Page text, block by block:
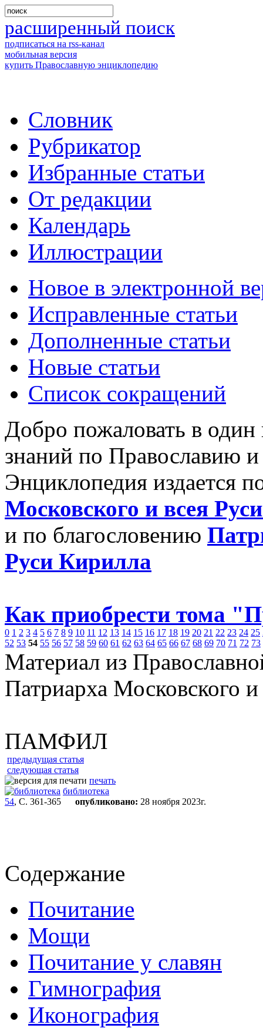
расширенный поиск
подписаться на rss-канал
мобильная версия
купить Православную энциклопедию
Словник
Рубрикатор
Избранные статьи
От редакции
Календарь
Иллюстрации
Новое в электронной
Исправленные статьи
Дополненные статьи
Новые статьи
Список сокращений
Добро пожаловать в
знаний по Православию
Энциклопедия издается
Московского и всея
и по благословению
Руси Кирилла
Как приобрести тома
0 1 2 3 4 5 6 7 8 9 10 11 12 13 14 15 16 17 18 19 20 21 22 23 24 25
52 53 54 55 56 57 58 59 60 61 62 63 64 65 66 67 68 69 70 71 72 73
Материал из
Патриарха Московского
ПАМФИЛ
предыдущая статья
следующая статья
печать
библиотека
54, С. 361-365 опубликовано: 28 ноября 2023г.
Содержание
Почитание
Мощи
Почитание у славян
Гимнография
Иконография